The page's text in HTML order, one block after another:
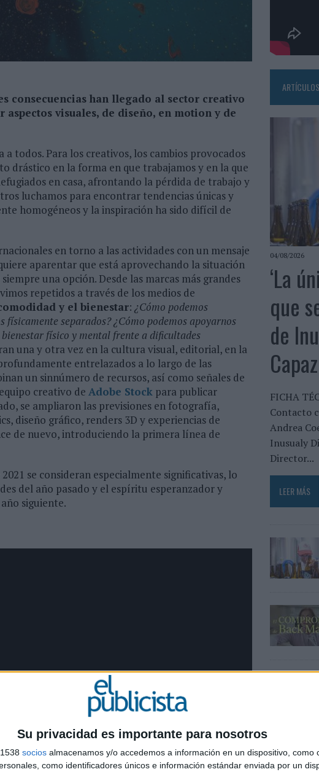
Su privacidad es importante para nosotros
socios almacenamos y/o accedemos a información en un dispositivo, como
como identificadores únicos e información estándar enviada por un
DE INUSUALY PARA CERVEZA CAPAZ
QUE CELEBRA SU REGRESO A PRIMERA DIVISIÓN
consecuencias han llegado al sector creativo
visuales, de diseño, en motion y de
todos. Para los creativos, los cambios provocados
drástico en la forma en que trabajamos y en la que
en casa, afrontando la pérdida de trabajo y
luchamos para encontrar tendencias únicas y
homogéneos y la inspiración ha sido difícil de
en torno a las actividades con un mensaje
aparentar que está aprovechando la situación
una opción. Desde las marcas más grandes
repetidos a través de los medios de
y el bienestar: ¿Cómo podemos
separados? ¿Cómo podemos apoyarnos
físico y mental frente a dificultades
una y otra vez en la cultura visual, editorial, en la
entrelazados a lo largo de las
un sinnúmero de recursos, así como señales de
creativo de Adobe Stock para publicar
se ampliaron las previsiones en fotografía,
diseño gráfico, renders 3D y experiencias de
de nuevo, introduciendo la primera línea de
se consideran especialmente significativas, lo
del año pasado y el espíritu esperanzador y
siguiente.
04/08/2026
‘La
que
de
Capaz
FICHA
Contacto
Andrea
Inusualy
Director...
LEER MÁS